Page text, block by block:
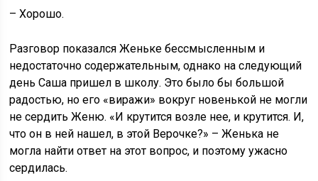
– Хорошо.
Разговор показался Женьке бессмысленным и
недостаточно содержательным, однако на следующий
день Саша пришел в школу. Это было бы большой
радостью, но его «виражи» вокруг новенькой не могли
не сердить Женю. «И крутится возле нее, и крутится. И,
что он в ней нашел, в этой Верочке?» – Женька не
могла найти ответ на этот вопрос, и поэтому ужасно
сердилась.